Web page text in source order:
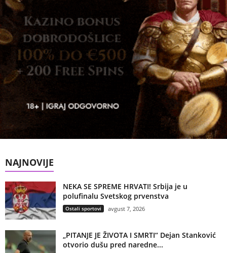
NAJNOVIJE
NEKA SE SPREME HRVATI! Srbija je u
polufinalu Svetskog prvenstva
Ostali sportovi avgust 7, 2026
„PITANJE JE ŽIVOTA I SMRTI“ Dejan Stanković
otvorio dušu pred naredne...